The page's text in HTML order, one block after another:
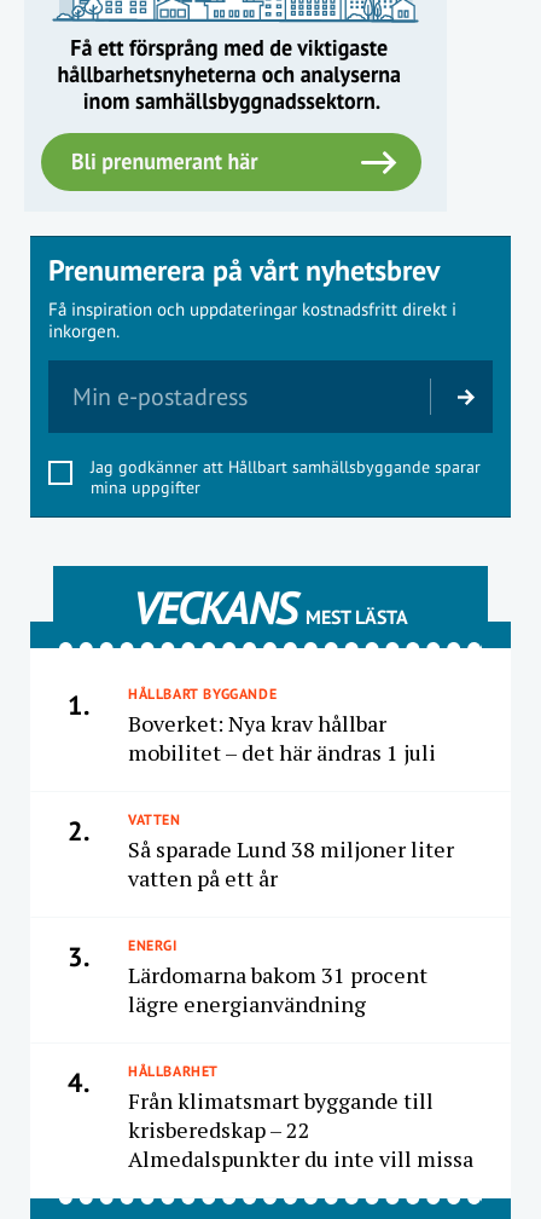
Prenumerera på vårt nyhetsbrev
Få inspiration och uppdateringar kostnadsfritt direkt i
inkorgen.
Jag godkänner att Hållbart samhällsbyggande sparar
mina uppgifter
VECKANS MEST LÄSTA
1. HÅLLBART BYGGANDE
Boverket: Nya krav hållbar
mobilitet – det här ändras 1 juli
2. VATTEN
Så sparade Lund 38 miljoner liter
vatten på ett år
3. ENERGI
Lärdomarna bakom 31 procent
lägre energianvändning
4. HÅLLBARHET
Från klimatsmart byggande till
krisberedskap – 22
Almedalspunkter du inte vill missa